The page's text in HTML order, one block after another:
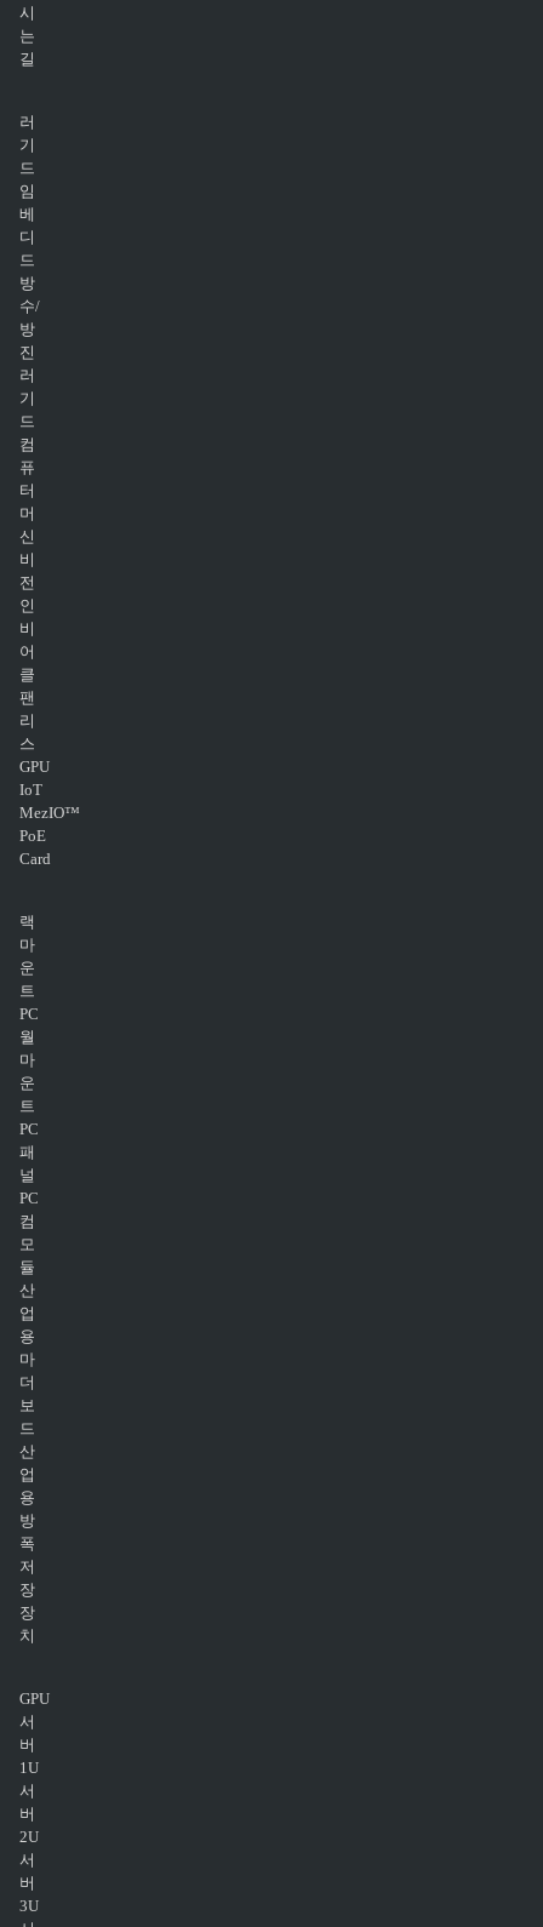
시
는
길
러
기
드
임
베
디
드
방
수/
방
진
러
기
드
컴
퓨
터
머
신
비
전
인
비
어
클
팬
리
스
GPU
IoT
MezIO™
PoE
Card
랙
마
운
트
PC
월
마
운
트
PC
패
널
PC
컴
모
듈
산
업
용
마
더
보
드
산
업
용
방
폭
저
장
장
치
GPU
서
버
1U
서
버
2U
서
버
3U